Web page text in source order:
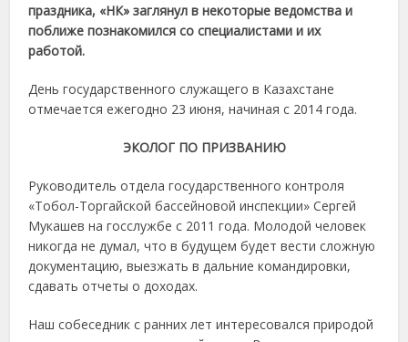
праздника, «НК» заглянул в некоторые ведомства и
поближе познакомился со специалистами и их
работой.
День государственного служащего в Казахстане
отмечается ежегодно 23 июня, начиная с 2014 года.
ЭКОЛОГ ПО ПРИЗВАНИЮ
Руководитель отдела государственного контроля
«Тобол-Торгайской бассейновой инспекции» Сергей
Мукашев на госслужбе с 2011 года. Молодой человек
никогда не думал, что в будущем будет вести сложную
документацию, выезжать в дальние командировки,
сдавать отчеты о доходах.
Наш собеседник с ранних лет интересовался природой